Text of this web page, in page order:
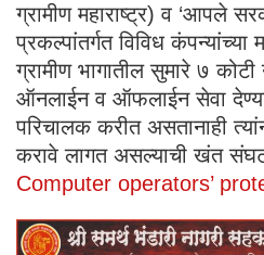
ग्रामीण महाराष्ट्र) व ‘आपले
प्रकल्पांतर्गत विविध कंपन्यांच्या
ग्रामीण भागातील सुमारे ७ कोटी
ऑनलाईन व ऑफलाईन सेवा
परिचालक करीत असतानाही
करावे लागत असल्याची खंत
Computer operators’